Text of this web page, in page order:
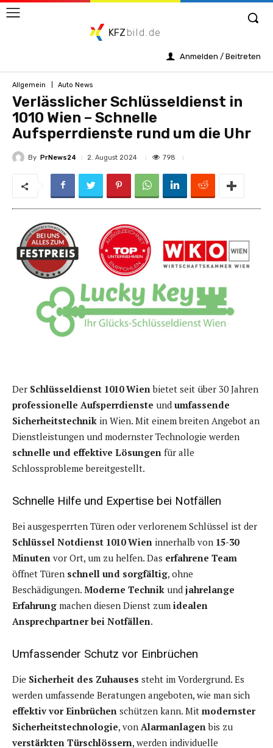
KFZ bild.de
Anmelden / Beitreten
Allgemein Auto News
Verlässlicher Schlüsseldienst in
1010 Wien – Schnelle
Aufsperrdienste rund um die Uhr
By PrNews24 2. August 2024 798
Der Schlüsseldienst 1010 Wien bietet seit über 30 Jahren
professionelle Aufsperrdienste und umfassende
Sicherheitstechnik in Wien. Mit einem breiten Angebot an
Dienstleistungen und modernster Technologie werden
schnelle und effektive Lösungen für alle
Schlossprobleme bereitgestellt.
Schnelle Hilfe und Expertise bei Notfällen
Bei ausgesperrten Türen oder verlorenem Schlüssel ist der
Schlüssel Notdienst 1010 Wien innerhalb von 15-30
Minuten vor Ort, um zu helfen. Das erfahrene Team
öffnet Türen schnell und sorgfältig, ohne
Beschädigungen. Moderne Technik und jahrelange
Erfahrung machen diesen Dienst zum idealen
Ansprechpartner bei Notfällen.
Umfassender Schutz vor Einbrüchen
Die Sicherheit des Zuhauses steht im Vordergrund. Es
werden umfassende Beratungen angeboten, wie man sich
effektiv vor Einbrüchen schützen kann. Mit modernster
Sicherheitstechnologie, von Alarmanlagen bis zu
verstärkten Türschlössern, werden individuelle